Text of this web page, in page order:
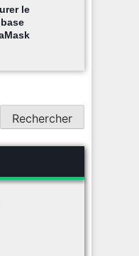
le
Rechercher